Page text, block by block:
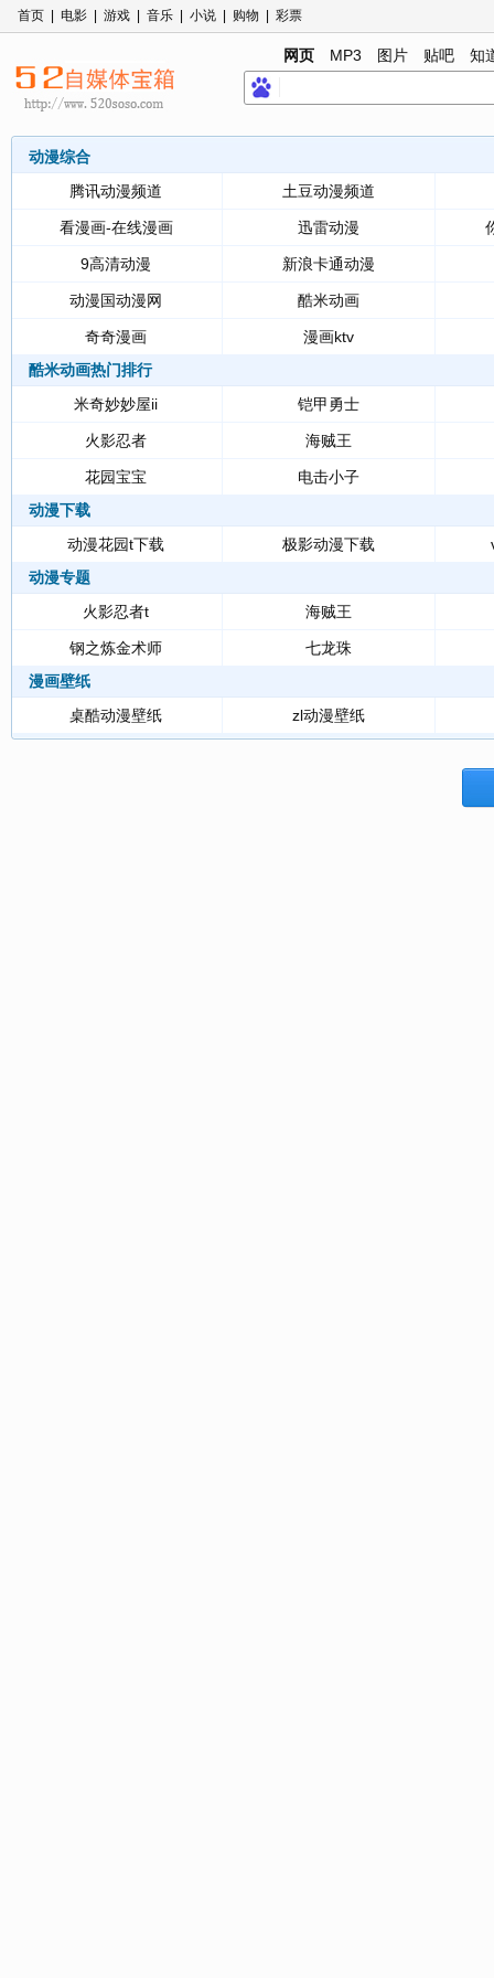
首页 电影 游戏 音乐 小说 购物 彩票
网页 MP3 图片 贴吧 知
动漫综合
腾讯动漫频道
土豆动漫频道
看漫画-在线漫画 迅雷动漫
9高清动漫 新浪卡通动漫
动漫国动漫网 酷米动画
奇奇漫画
漫画ktv
酷米动画热门排行
米奇妙妙屋ii
铠甲勇士
火影忍者 海贼王
花园宝宝
电击小子
动漫下载
动漫花园t下载
极影动漫下载
动漫专题
火影忍者t
海贼王
钢之炼金术师
七龙珠
漫画壁纸
桌酷动漫壁纸
zl动漫壁纸